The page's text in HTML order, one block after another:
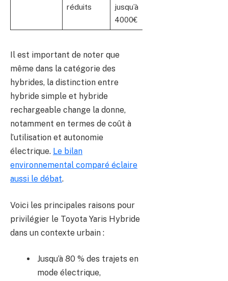
réduits
jusqu’à
4000€
Il est important de noter que
même dans la catégorie des
hybrides, la distinction entre
hybride simple et hybride
rechargeable change la donne,
notamment en termes de coût à
l’utilisation et autonomie
électrique. Le bilan
environnemental comparé éclaire
aussi le débat.
Voici les principales raisons pour
privilégier le Toyota Yaris Hybride
dans un contexte urbain :
Jusqu’à 80 % des trajets en
mode électrique,